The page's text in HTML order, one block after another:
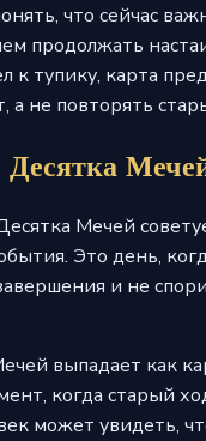
что сейчас
продолжать
к тупику, карта
а не повторять
Десятка
Мечей
Это день,
и не
выпадает как
когда старый
может увидеть,